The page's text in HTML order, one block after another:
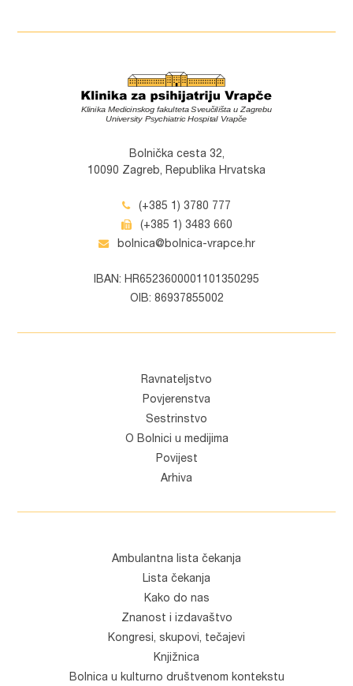
Bolnička cesta 32,
10090 Zagreb, Republika Hrvatska
(+385 1) 3780 777
(+385 1) 3483 660
bolnica@bolnica-vrapce.hr
IBAN: HR6523600001101350295
OIB: 86937855002
Ravnateljstvo
Povjerenstva
Sestrinstvo
O Bolnici u medijima
Povijest
Arhiva
Ambulantna lista čekanja
Lista čekanja
Kako do nas
Znanost i izdavaštvo
Kongresi, skupovi, tečajevi
Knjižnica
Bolnica u kulturno društvenom kontekstu